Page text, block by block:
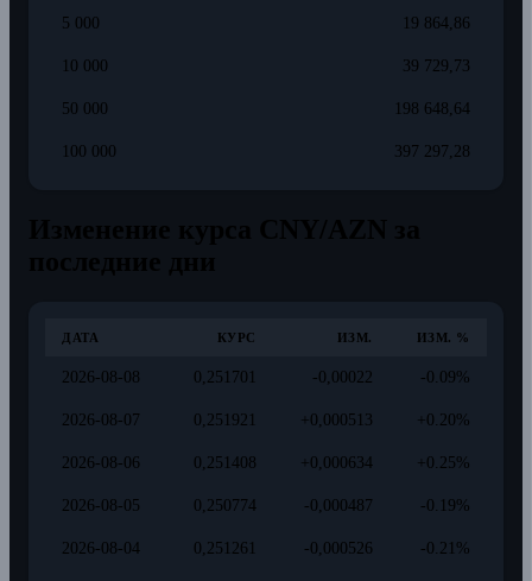
5 000 19 864,86
10 000 39 729,73
50 000 198 648,64
100 000 397 297,28
ДАТА КУРС ИЗМ. ИЗМ. %
2026-08-08 0,251701 -0,00022 -0.09%
2026-08-07 0,251921 +0,000513 +0.20%
2026-08-06 0,251408 +0,000634 +0.25%
2026-08-05 0,250774 -0,000487 -0.19%
2026-08-04 0,251261 -0,000526 -0.21%